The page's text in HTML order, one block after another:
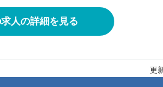
人の詳細を見る
更